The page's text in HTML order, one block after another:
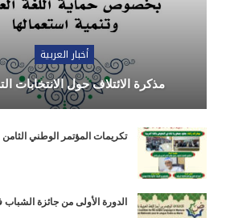
أخبار العربية
مذكرة الائتلاف حول الانتخابات
تكريمات المؤتمر الوطني الثامن
الدورة الأولى من جائزة الشباب